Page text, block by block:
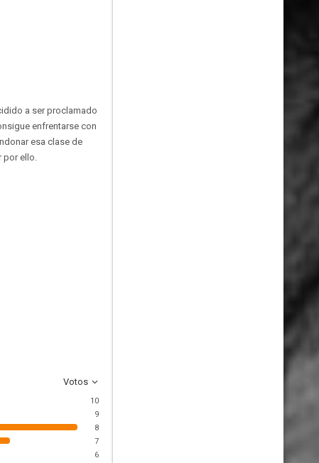
a ser proclamado
enfrentarse con
esa clase de
por ello.
Votos
10
9
8
7
6